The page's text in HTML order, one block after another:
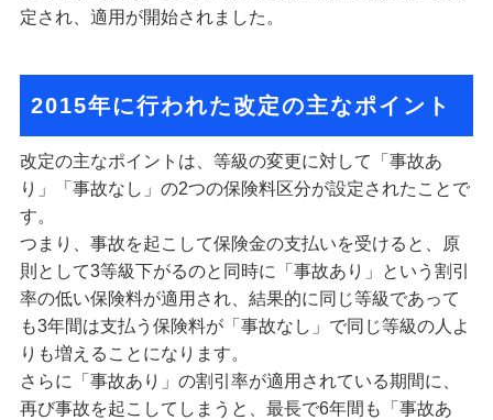
定され、適用が開始されました。
2015年に行われた改定の主なポイント
改定の主なポイントは、等級の変更に対して「事故あ
り」「事故なし」の2つの保険料区分が設定されたことで
す。
つまり、事故を起こして保険金の支払いを受けると、原
則として3等級下がるのと同時に「事故あり」という割引
率の低い保険料が適用され、結果的に同じ等級であって
も3年間は支払う保険料が「事故なし」で同じ等級の人よ
りも増えることになります。
さらに「事故あり」の割引率が適用されている期間に、
再び事故を起こしてしまうと、最長で6年間も「事故あ